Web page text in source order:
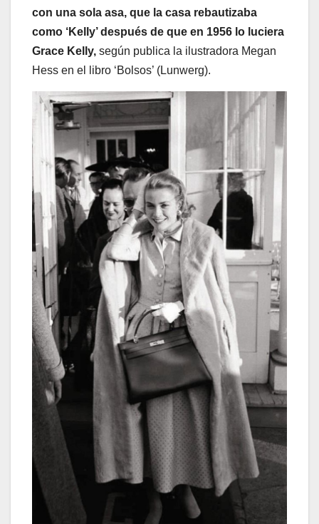
con una sola asa, que la casa rebautizaba
como ‘Kelly’ después de que en 1956 lo luciera
Grace Kelly, según publica la ilustradora Megan
Hess en el libro ‘Bolsos’ (Lunwerg).